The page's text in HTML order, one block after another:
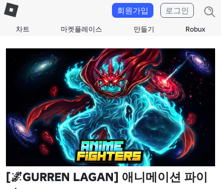
차트 마켓플레이스 만들기 Robux
회원가입 로그인
[🌌GURREN LAGAN] 애니메이션 파이